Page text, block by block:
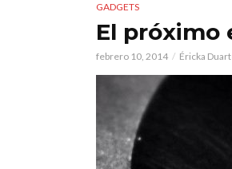
GADGETS
El próximo
febrero 10, 2014 Éricka